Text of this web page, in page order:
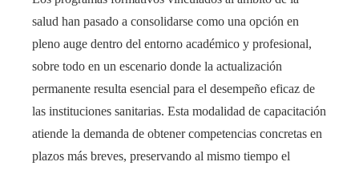
salud han pasado a consolidarse como una opción en
pleno auge dentro del entorno académico y profesional,
sobre todo en un escenario donde la actualización
permanente resulta esencial para el desempeño eficaz de
las instituciones sanitarias. Esta modalidad de capacitación
atiende la demanda de obtener competencias concretas en
plazos más breves, preservando al mismo tiempo el